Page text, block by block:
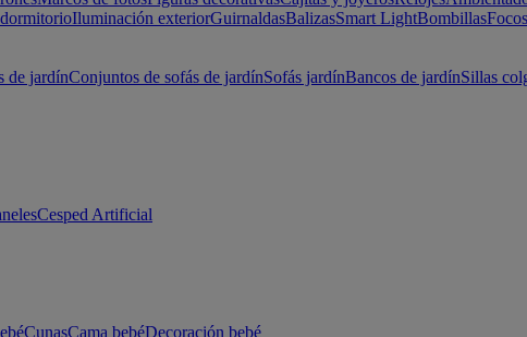
Iluminación exteriorGuirnaldasBalizasSmart LightBombillasFocos
de jardínConjuntos de sofás de jardínSofás jardínBancos de jardínSillas
Cesped Artificial
CunasCama bebéDecoración bebé